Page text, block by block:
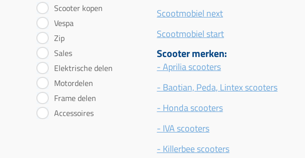
Scooter kopen
Vespa
Zip
Sales
Elektrische delen
Motordelen
Frame delen
Accessoires
Scootmobiel next
Scootmobiel start
Scooter merken:
- Aprilia scooters
- Baotian, Peda, Lintex scooters
- Honda scooters
- IVA scooters
- Killerbee scooters